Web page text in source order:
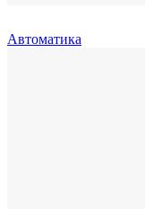
Автоматика